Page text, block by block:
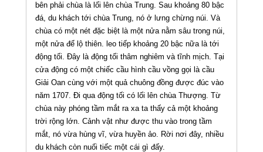
bên phải chùa là lối lên chùa Trung. Sau khoảng 80 bậc
đá, du khách tới chùa Trung, nó ở lưng chừng núi. Và
chùa có một nét đặc biệt là một nửa nằm sâu trong núi,
một nửa để lộ thiên. leo tiếp khoảng 20 bậc nữa là tới
động tối. Đây là động tối thâm nghiêm và tĩnh mịch. Tại
cửa động có một chiếc cầu hình cầu vồng gọi là cầu
Giải Oan cùng với một quả chuông đồng được đúc vào
năm 1707. Đi qua động tối có lối lên chùa Thượng. Từ
chùa này phóng tầm mắt ra xa ta thấy cả một khoảng
trời rộng lớn. Cảnh vật như được thu vào trong tầm
mắt, nó vừa hùng vĩ, vừa huyền ảo. Rời nơi đây, nhiều
du khách còn nuối tiếc một cái gì đấy.